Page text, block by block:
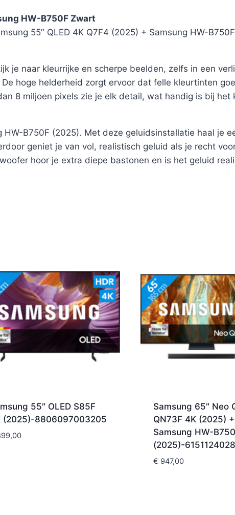
HW-B750F Zwart
55″ QLED 4K Q7F4 (2025) + Samsung HW-
je naar kleurrijke en scherpe beelden, zelfs in een
hoge helderheid zorgt ervoor dat felle kleurtinten
8 miljoen pixels zie je elk detail, wat handig is bij
B750F (2025). Met deze geluidsinstallatie haal je
geniet je van vol, realistisch geluid als je recht
hoor je extra diepe bastonen en is het geluid
55″ OLED S85F
(2025)-8806097003205
Samsung 65″ Neo
QN73F 4K (2025) +
Samsung HW-
(2025)-
€ 947,00